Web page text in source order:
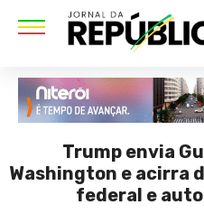
Trump envia
Washington e acirra
federal e